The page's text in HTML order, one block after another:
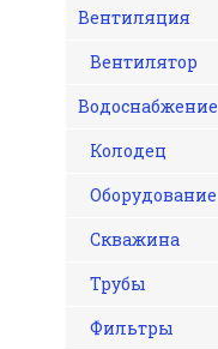
Вентиляция
Вентилятор
Водоснабжение
Колодец
Оборудование
Скважина
Трубы
Фильтры